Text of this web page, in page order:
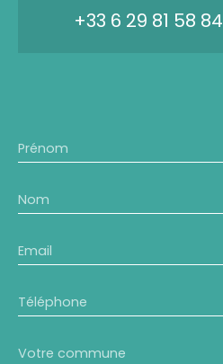
+33 6 29 81 58 84
Prénom
Nom
Email
Téléphone
Votre commune